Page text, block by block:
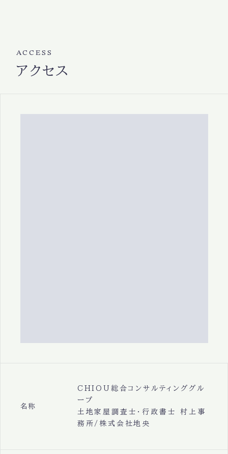
ACCESS
アクセス
名称
CHIOU総合コンサルティンググル
ープ
土地家屋調査士・行政書士 村上事
務所/株式会社地央